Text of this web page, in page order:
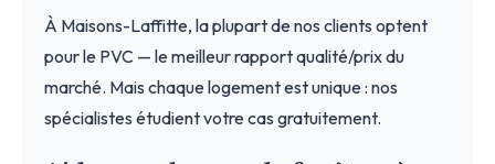
À Maisons-Laffitte, la plupart de nos clients optent
pour le PVC — le meilleur rapport qualité/prix du
marché. Mais chaque logement est unique : nos
spécialistes étudient votre cas gratuitement.